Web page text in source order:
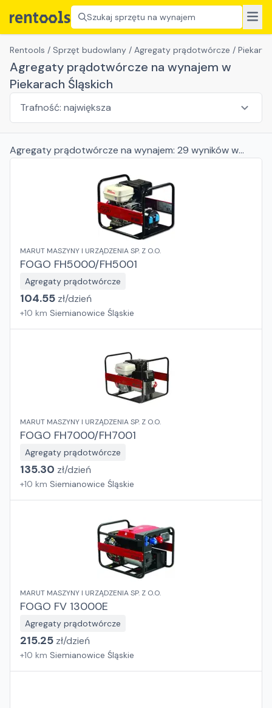
Szukaj sprzętu na wynajem
Rentools / Sprzęt budowlany / Agregaty prądotwórcze / Piekary
Agregaty prądotwórcze na wynajem w
Piekarach Śląskich
Agregaty prądotwórcze na wynajem: 29 wynikóww
MARUT MASZYNY I URZĄDZENIA SP. Z O.O.
FOGO FH5000/FH5001
Agregaty prądotwórcze
104.55 zł/dzień
+10 km Siemianowice Śląskie
MARUT MASZYNY I URZĄDZENIA SP. Z O.O.
FOGO FH7000/FH7001
Agregaty prądotwórcze
135.30 zł/dzień
+10 km Siemianowice Śląskie
MARUT MASZYNY I URZĄDZENIA SP. Z O.O.
FOGO FV 13000E
Agregaty prądotwórcze
215.25 zł/dzień
+10 km Siemianowice Śląskie